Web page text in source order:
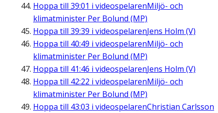
Hoppa till 39:01 i videospelarenMiljö- och
klimatminister Per Bolund (MP)
Hoppa till 39:39 i videospelarenJens Holm (V)
Hoppa till 40:49 i videospelarenMiljö- och
klimatminister Per Bolund (MP)
Hoppa till 41:46 i videospelarenJens Holm (V)
Hoppa till 42:22 i videospelarenMiljö- och
klimatminister Per Bolund (MP)
Hoppa till 43:03 i videospelarenChristian Carlsson